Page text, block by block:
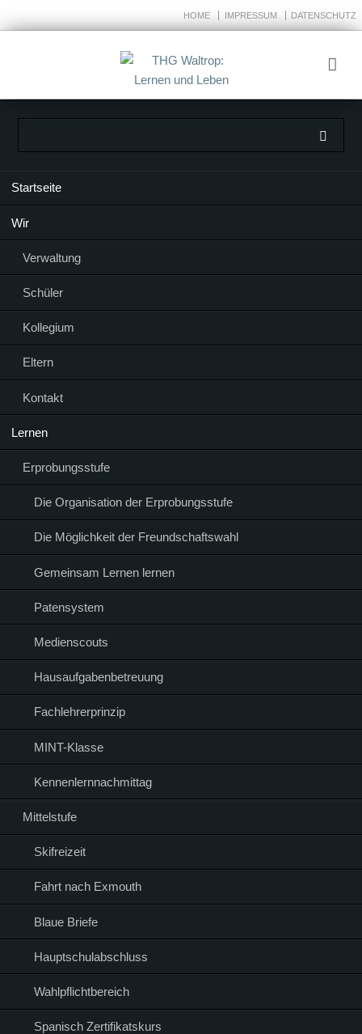
HOME IMPRESSUM DATENSCHUTZ
Startseite
Wir
Verwaltung
Schüler
Kollegium
Eltern
Kontakt
Lernen
Erprobungsstufe
Die Organisation der Erprobungsstufe
Die Möglichkeit der Freundschaftswahl
Gemeinsam Lernen lernen
Patensystem
Medienscouts
Hausaufgabenbetreuung
Fachlehrerprinzip
MINT-Klasse
Kennenlernnachmittag
Mittelstufe
Skifreizeit
Fahrt nach Exmouth
Blaue Briefe
Hauptschulabschluss
Wahlpflichtbereich
Spanisch Zertifikatskurs